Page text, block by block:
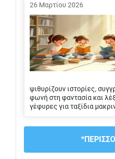
26 Μαρτίου 2026
ψιθυρίζουν ιστορίες,
φωνή στη φαντασία και
γέφυρες για ταξίδια